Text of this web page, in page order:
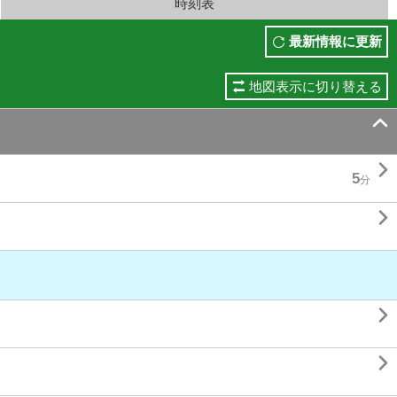
時刻表
最新情報に更新
地図表示に切り替える

5分 


